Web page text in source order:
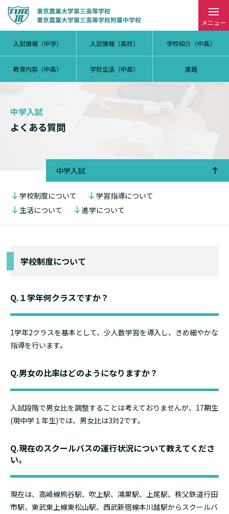
入試情報（中学） 入試情報（高校） 学校紹介（中高）
教育内容（中高） 学校生活（中高） 進路
メニュー
中学入試
よくある質問
中学入試
学校制度について
学習指導について
生活について
進学について
学校制度について
Q.１学年何クラスですか？
1学年2クラスを基本として、少人数学習を導入し、きめ細やかな
指導を行います。
Q.男女の比率はどのようになりますか？
入試段階で男女比を調整することは考えておりませんが、17期生
(現中学１年生)では、男女比は3対2です。
Q.現在のスクールバスの運行状況について教えてくださ
い。
現在は、高崎線熊谷駅、吹上駅、鴻巣駅、上尾駅、秩父鉄道行田
市駅、東武東上線東松山駅、西武新宿線本川越駅からスクールバ